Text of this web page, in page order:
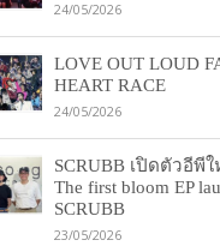
24/05/2026
LOVE OUT LOUD
HEART RACE
24/05/2026
SCRUBB เปิดตัวอีพีใ
The first bloom EP
SCRUBB
23/05/2026